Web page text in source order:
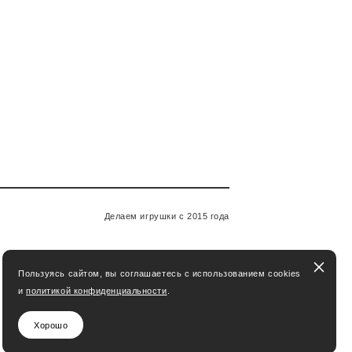
Делаем игрушки с 2015 года
Пользуясь сайтом, вы соглашаетесь с использованием cookies
иполитикой конфиденциальности
Хорошо